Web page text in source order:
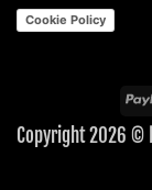
Cookie Policy
Copyright 2026 ©